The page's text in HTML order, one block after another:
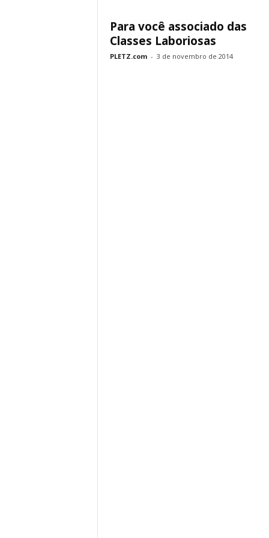
Para você associado das
Classes Laboriosas
PLETZ.com - 3 de novembro de 2014